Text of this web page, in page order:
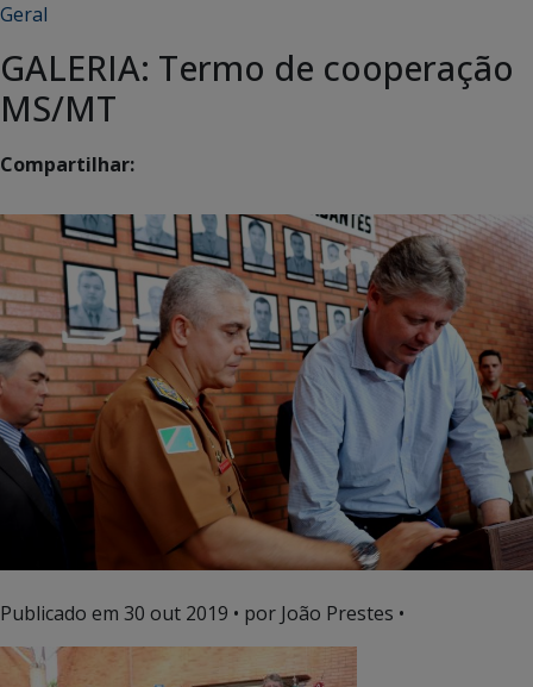
Geral
GALERIA: Termo de cooperação
MS/MT
Compartilhar:
Publicado em 30 out 2019 • por João Prestes •